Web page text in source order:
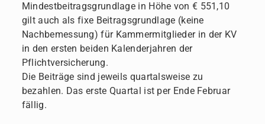
Mindestbeitragsgrundlage in Höhe von € 551,10
gilt auch als fixe Beitragsgrundlage (keine
Nachbemessung) für Kammermitglieder in der KV
in den ersten beiden Kalenderjahren der
Pflichtversicherung.
Die Beiträge sind jeweils quartalsweise zu
bezahlen. Das erste Quartal ist per Ende Februar
fällig.